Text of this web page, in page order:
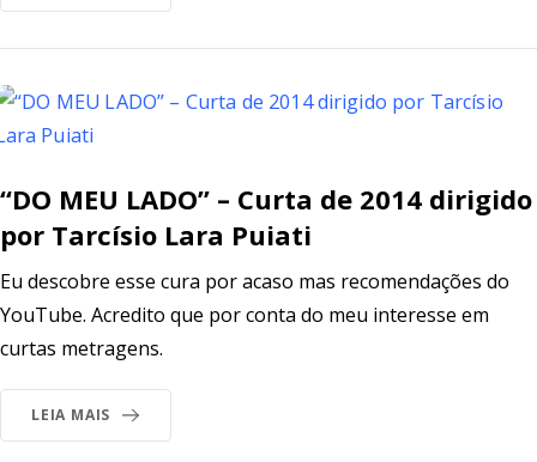
“DO MEU LADO” – Curta de 2014 dirigido
por Tarcísio Lara Puiati
Eu descobre esse cura por acaso mas recomendações do
YouTube. Acredito que por conta do meu interesse em
curtas metragens.
LEIA MAIS